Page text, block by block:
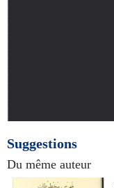
Suggestions
Du même auteur